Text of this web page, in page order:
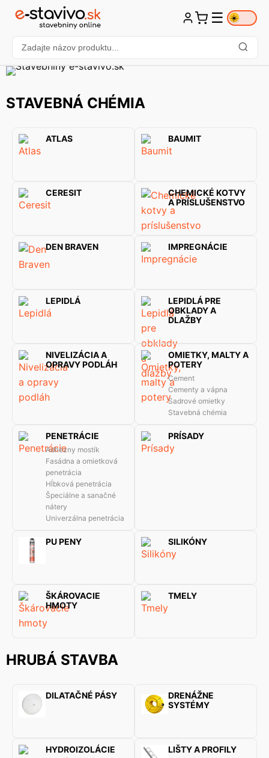
☰ ☀️
STAVEBNÁ CHÉMIA
ATLAS BAUMIT
CERESIT
CHEMICKÉ KOTVY
A PRÍSLUŠENSTVO
DEN BRAVEN IMPREGNÁCIE
LEPIDLÁ
LEPIDLÁ PRE
OBKLADY A
DLAŽBY
NIVELIZÁCIA A
OPRAVY PODLÁH
OMIETKY, MALTY A
POTERY
Cement
Cementy a vápna
Sadrové omietky
Stavebná chémia
PENETRÁCIE
Adhézny mostík
Fasádna a omietková
penetrácia
Hĺbková penetrácia
Špeciálne a sanačné
nátery
Univerzálna penetrácia
PRÍSADY
PU PENY SILIKÓNY
ŠKÁROVACIE
HMOTY
TMELY
HRUBÁ STAVBA
DILATAČNÉ PÁSY
DRENÁŽNE
SYSTÉMY
HYDROIZOLÁCIE LIŠTY A PROFILY